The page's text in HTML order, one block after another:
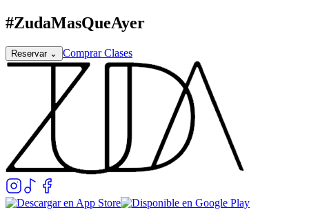
#ZudaMasQueAyer
Reservar ⌄ Comprar Clases